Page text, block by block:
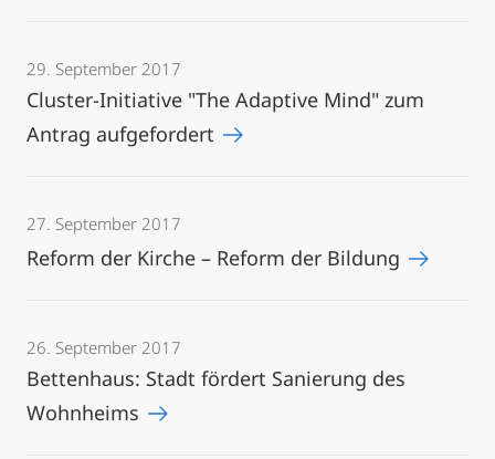
29. September 2017
Cluster-Initiative "The Adaptive Mind" zum
Antrag aufgefordert
27. September 2017
Reform der Kirche – Reform der Bildung
26. September 2017
Bettenhaus: Stadt fördert Sanierung des
Wohnheims